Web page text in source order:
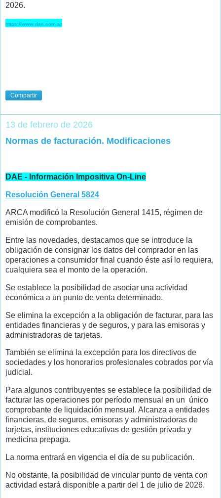
2026.
https://www.dae.com.ar
Compartir
13 de febrero de 2026
Normas de facturación. Modificaciones
DAE - Información Impositiva On-Line
Resolución General 5824
ARCA modificó la Resolución General 1415, régimen de
emisión de comprobantes.
Entre las novedades, destacamos que se introduce la
obligación de consignar los datos del comprador en las
operaciones a consumidor final cuando éste así lo requiera,
cualquiera sea el monto de la operación.
Se establece la posibilidad de asociar una actividad
económica a un punto de venta determinado.
Se elimina la excepción a la obligación de facturar, para las
entidades financieras y de seguros, y para las emisoras y
administradoras de tarjetas.
También se elimina la excepción para los directivos de
sociedades y los honorarios profesionales cobrados por vía
judicial.
Para algunos contribuyentes se establece la posibilidad de
facturar las operaciones por período mensual en un único
comprobante de liquidación mensual. Alcanza a entidades
financieras, de seguros, emisoras y administradoras de
tarjetas, instituciones educativas de gestión privada y
medicina prepaga.
La norma entrará en vigencia el día de su publicación.
No obstante, la posibilidad de vincular punto de venta con
actividad estará disponible a partir del 1 de julio de 2026.